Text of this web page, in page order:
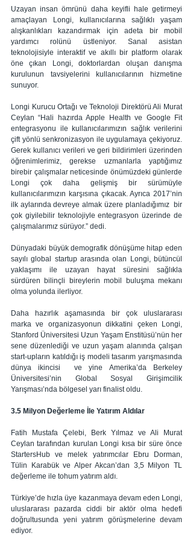
Uzayan insan ömrünü daha keyifli hale getirmeyi
amaçlayan Longi, kullanıcılarına sağlıklı yaşam
alışkanlıkları kazandırmak için adeta bir mobil
yardımcı rolünü üstleniyor. Sanal asistan
teknolojisiyle interaktif ve akıllı bir platform olarak
öne çıkan Longi, doktorlardan oluşan danışma
kurulunun tavsiyelerini kullanıcılarının hizmetine
sunuyor.
Longi Kurucu Ortağı ve Teknoloji Direktörü Ali Murat
Ceylan “Hali hazırda Apple Health ve Google Fit
entegrasyonu ile kullanıcılarımızın sağlık verilerini
çift yönlü senkronizasyon ile uygulamaya çekiyoruz.
Gerek kullanıcı verileri ve geri bildirimleri üzerinden
öğrenimlerimiz, gerekse uzmanlarla yaptığımız
birebir çalışmalar neticesinde önümüzdeki günlerde
Longi çok daha gelişmiş bir sürümüyle
kullanıcılarımızın karşısına çıkacak. Ayrıca 2017’nin
ilk aylarında devreye almak üzere planladığımız  bir
çok giyilebilir teknolojiyle entegrasyon üzerinde de
çalışmalarımız sürüyor.” dedi.
Dünyadaki büyük demografik dönüşüme hitap eden
sayılı global startup arasında olan Longi, bütüncül
yaklaşımı ile uzayan hayat süresini sağlıkla
sürdüren bilinçli bireylerin mobil buluşma mekanı
olma yolunda ilerliyor.
Daha hazırlık aşamasında bir çok uluslararası
marka ve organizasyonun dikkatini çeken Longi,
Stanford Üniversitesi Uzun Yaşam Enstitüsü’nün her
sene düzenlediği ve uzun yaşam alanında çalışan
start-upların katıldığı iş modeli tasarım yarışmasında
dünya ikincisi  ve yine Amerika’da Berkeley
Üniversitesi’nin Global Sosyal Girişimcilik
Yarışması’nda bölgesel yarı finalist oldu.
3.5 Milyon Değerleme İle Yatırım Aldılar
Fatih Mustafa Çelebi, Berk Yılmaz ve Ali Murat
Ceylan tarafından kurulan Longi kısa bir süre önce
StartersHub ve melek yatırımcılar Ebru Dorman,
Tülin Karabük ve Alper Akcan’dan 3,5 Milyon TL
değerleme ile tohum yatırım aldı.
Türkiye’de hızla üye kazanmaya devam eden Longi,
uluslararası pazarda ciddi bir aktör olma hedefi
doğrultusunda yeni yatırım görüşmelerine devam
ediyor.